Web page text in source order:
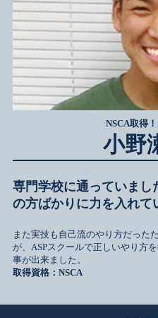
NSCA取得
小野
専門学校に通っていまし
の方ばかりに力を入れて
また実技も自己流のやり方だった
が、ASPスクールで正しいやり方
事が出来ました。
取得資格：NSCA